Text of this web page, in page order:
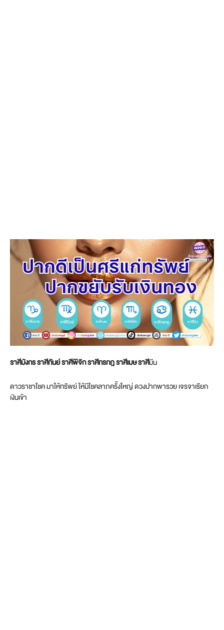
ราศีมังกร ราศีกันย์ ราศีพิจิก ราศีกรกฎ ราศีเมษ ราศีมีน
ดาวราชาโชค มาให้ทรัพย์ ให้มีโชคลาภครั้งใหญ่ ดวงปากพารวย เจรจาเรียก
เงินเข้า